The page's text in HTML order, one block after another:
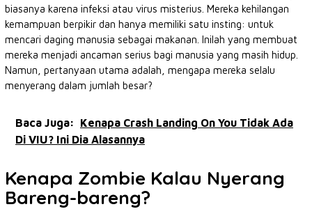
biasanya karena infeksi atau virus misterius. Mereka kehilangan
kemampuan berpikir dan hanya memiliki satu insting: untuk
mencari daging manusia sebagai makanan. Inilah yang membuat
mereka menjadi ancaman serius bagi manusia yang masih hidup.
Namun, pertanyaan utama adalah, mengapa mereka selalu
menyerang dalam jumlah besar?
Baca Juga:
Kenapa Crash Landing On You Tidak Ada
Di VIU? Ini Dia Alasannya
Kenapa Zombie Kalau Nyerang
Bareng-bareng?